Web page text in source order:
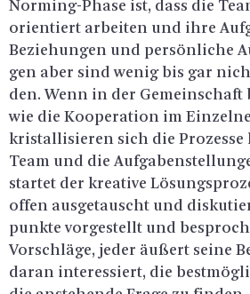
Nor­ming-Pha­se ist, dass die
ori­en­tiert ar­bei­ten und ihre
Be­zie­hun­gen und per­sön­li­che
gen aber sind wenig bis gar
den. Wenn in der Ge­mein­schaft
wie die Ko­ope­ra­ti­on im
kris­tal­li­sie­ren sich die Pro­zes­se
Team und die
star­tet der krea­ti­ve
offen aus­ge­tauscht und
punk­te vor­ge­stellt und
Vor­schlä­ge, jeder äu­ßert seine
daran in­ter­es­siert, die